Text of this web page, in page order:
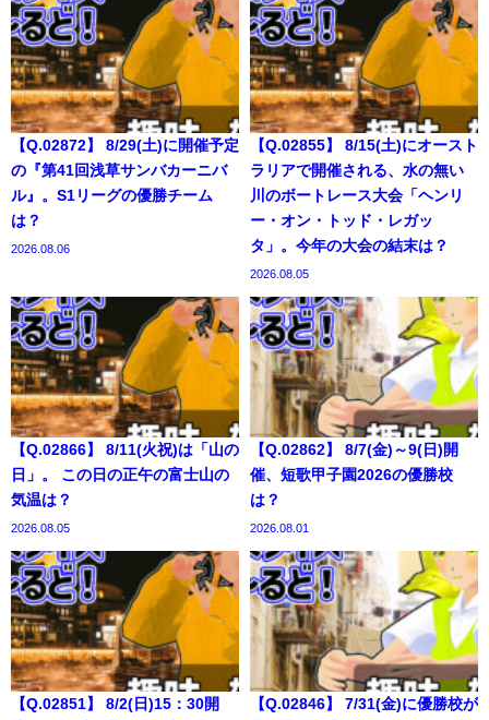
【Q.02872】 8/29(土)に開催予定
の『第41回浅草サンバカーニバ
ル』。S1リーグの優勝チーム
は？
2026.08.06
【Q.02855】 8/15(土)にオースト
ラリアで開催される、水の無い
川のボートレース大会「ヘンリ
ー・オン・トッド・レガッ
タ」。今年の大会の結末は？
2026.08.05
【Q.02866】 8/11(火祝)は「山の
日」。 この日の正午の富士山の
気温は？
2026.08.05
【Q.02862】 8/7(金)～9(日)開
催、短歌甲子園2026の優勝校
は？
2026.08.01
【Q.02851】 8/2(日)15：30開
【Q.02846】 7/31(金)に優勝校が